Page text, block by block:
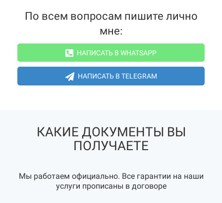
По всем вопросам пишите лично
мне:
НАПИСАТЬ В WHATSAPP
НАПИСАТЬ В TELEGRAM
КАКИЕ ДОКУМЕНТЫ ВЫ
ПОЛУЧАЕТЕ
Мы работаем официально. Все гарантии на наши
услуги прописаны в договоре